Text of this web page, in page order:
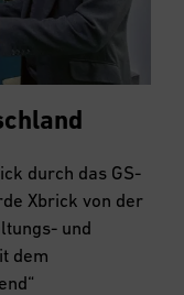
durch das GS-
Xbrick von der
und
dem